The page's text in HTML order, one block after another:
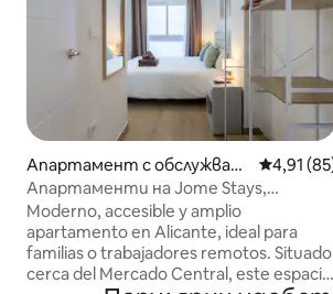
Апартамент с обслужване
– Аликанте
Средна
4,91
Апартаменти на Jome Stays,
Апартамент със спал...
Moderno, accesible y amplio
apartamento en Alicante, ideal para
familias o trabajadores remotos. Situado
cerca del Mercado Central, este espacio